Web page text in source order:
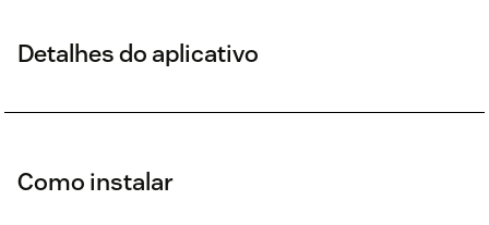
Detalhes do aplicativo
Como instalar